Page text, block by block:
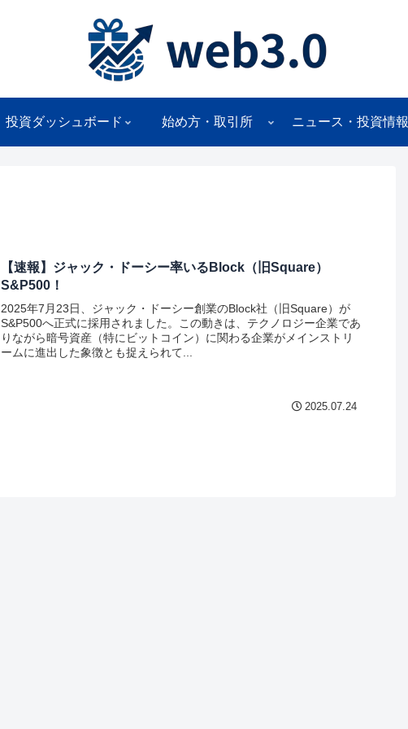
投資ダッシュボード 始め方・取引所 ニュース・投資情報
【速報】ジャック・ドーシー率いるBlock（旧Square）
S&P500！
2025年7月23日、ジャック・ドーシー創業のBlock社（旧Square）が
S&P500へ正式に採用されました。この動きは、テクノロジー企業であ
りながら暗号資産（特にビットコイン）に関わる企業がメインストリ
ームに進出した象徴とも捉えられて...
2025.07.24